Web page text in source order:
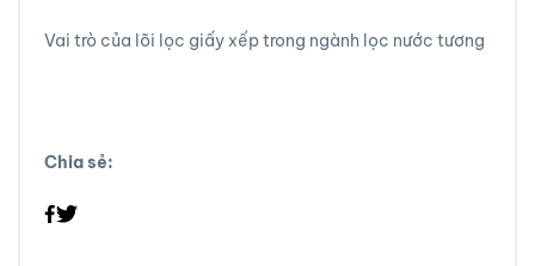
Vai trò của lõi lọc giấy xếp trong ngành lọc nước tương
Chia sẻ: